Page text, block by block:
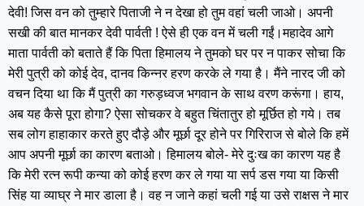
देवी! जिस वन को तुम्हारे पिताजी ने न देखा हो तुम वहां चली जाओ। अपनी
सखी की बात मानकर देवी पार्वती ! ऐसे ही एक वन में चली गईं।महादेव आगे
माता पार्वती को बताते हैं कि पिता हिमालय ने तुमको घर पर न पाकर सोचा कि
मेरी पुत्री को कोई देव, दानव किन्नर हरण करके ले गया है। मैंने नारद जी को
वचन दिया था कि मैं पुत्री का गरुड़ध्वज भगवान के साथ वरण करूंगा। हाय,
अब यह कैसे पूरा होगा? ऐसा सोचकर वे बहुत चिंतातुर हो मूर्छित हो गये। तब
सब लोग हाहाकार करते हुए दौड़े और मूर्छा दूर होने पर गिरिराज से बोले कि हमें
आप अपनी मूर्छा का कारण बताओ। हिमालय बोले- मेरे दुःख का कारण यह है
कि मेरी रत्न रूपी कन्या को कोई हरण कर ले गया या सर्प डस गया या किसी
सिंह या व्याघ्र ने मार डाला है। वह न जाने कहां चली गई या उसे राक्षस ने मार